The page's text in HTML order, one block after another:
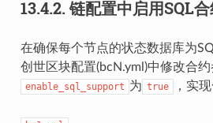
13.4.2. 链配置中启用SQL
在确保每个节点的状态数据库为
创世区块配置(bcN.yml)中修改合约
enable_sql_support 为 true ，实